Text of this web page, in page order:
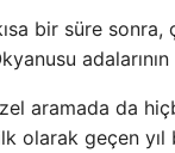
bir süre
adalarının
aramada da
olarak geçen